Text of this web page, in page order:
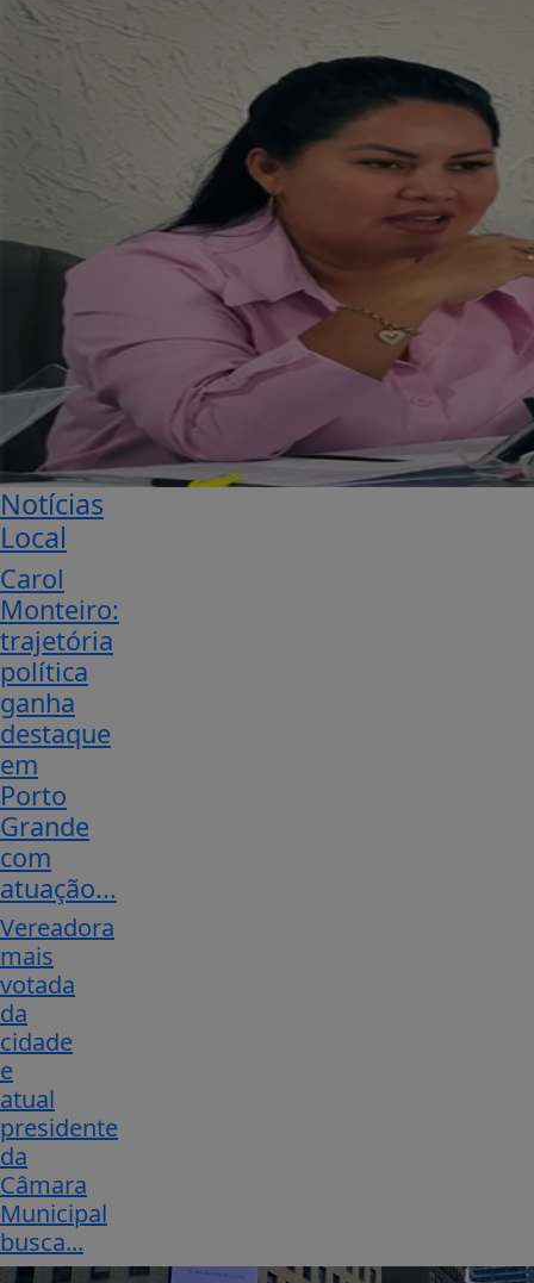
Notícias
Local
Carol
Monteiro:
trajetória
política
ganha
destaque
em
Porto
Grande
com
atuação...
Vereadora
mais
votada
da
cidade
e
atual
presidente
da
Câmara
Municipal
busca...